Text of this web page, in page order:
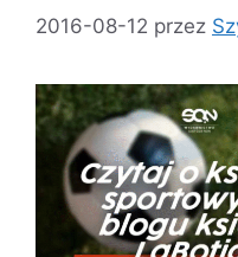
2016-08-12 przez